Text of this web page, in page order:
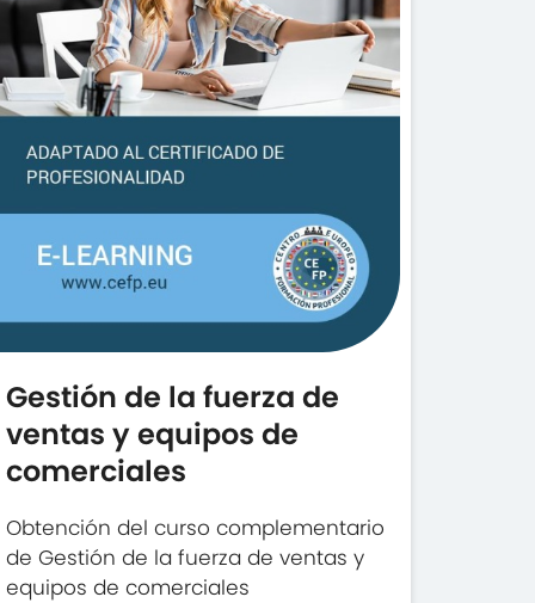
Gestión de la fuerza de
ventas y equipos de
comerciales
Obtención del curso complementario
de Gestión de la fuerza de ventas y
equipos de comerciales